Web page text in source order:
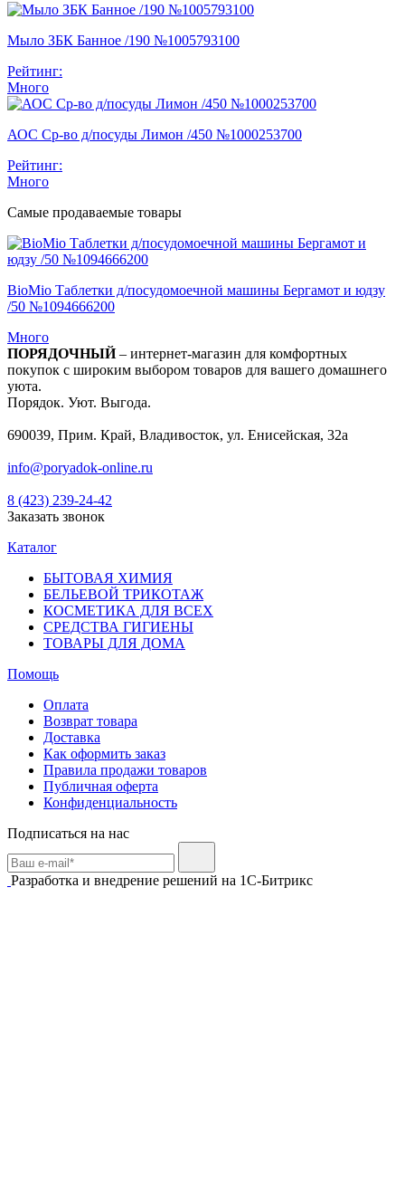
Мыло ЗБК Банное /190 №1005793100
Рейтинг:
Много
АОС Ср-во д/посуды Лимон /450 №1000253700
Рейтинг:
Много
Самые продаваемые товары
BioMio Таблетки д/посудомоечной машины Бергамот и юдзу
/50 №1094666200
Много
ПОРЯДОЧНЫЙ– интернет-магазин для комфортных
покупок с широким выбором товаров для вашего домашнего
уюта.
Порядок. Уют. Выгода.
690039, Прим. Край, Владивосток, ул. Енисейская, 32а
info@poryadok-online.ru
8 (423) 239-24-42
Заказать звонок
Каталог
БЫТОВАЯ ХИМИЯ
БЕЛЬЕВОЙ ТРИКОТАЖ
КОСМЕТИКА ДЛЯ ВСЕХ
СРЕДСТВА ГИГИЕНЫ
ТОВАРЫ ДЛЯ ДОМА
Помощь
Оплата
Возврат товара
Доставка
Как оформить заказ
Правила продажи товаров
Публичная оферта
Конфиденциальность
Подписаться на нас
Разработка и внедрение решений на 1С-Битрикс